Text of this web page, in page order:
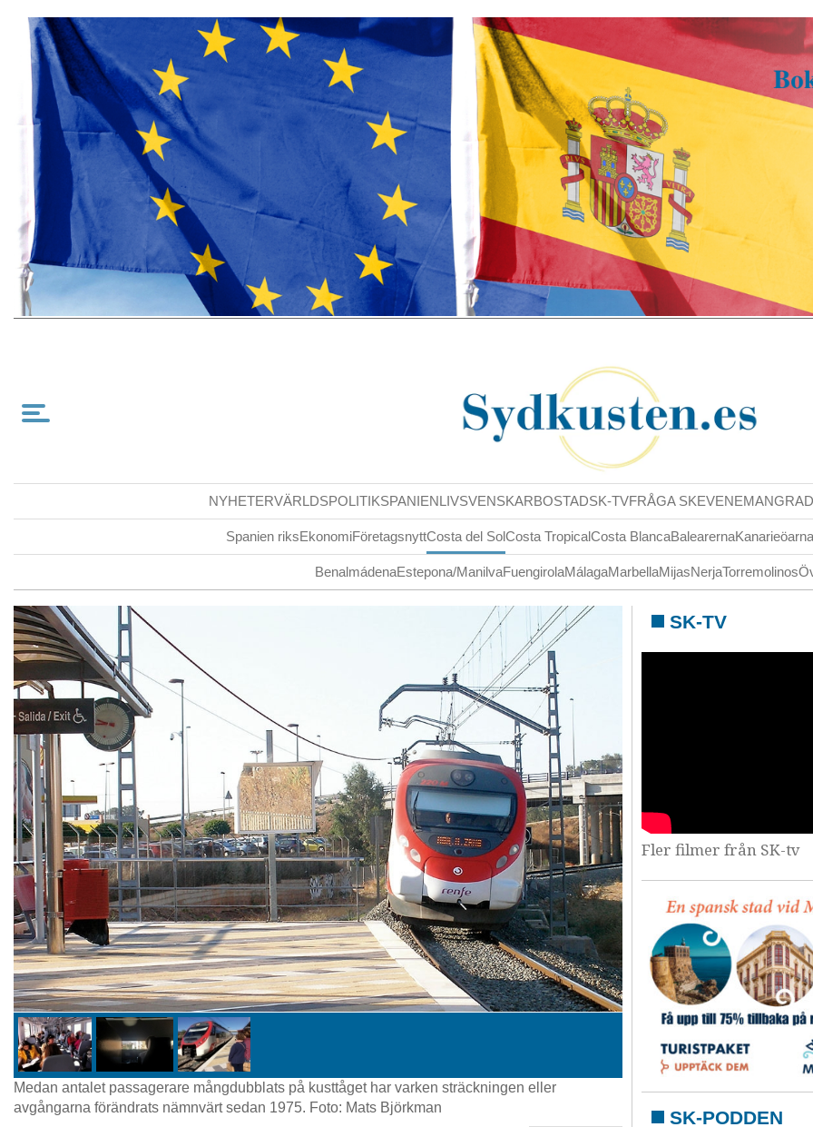
NYHETERVÄRLDSPOLITIKSPANIENLIVSVENSKARBOSTADSK-TVFRÅGA SKEVENEMANG
Spanien riksEkonomiFöretagsnyttCosta del SolCosta TropicalCosta BlancaBalearerna
BenalmádenaEstepona/ManilvaFuengirolaMálagaMarbellaMijasNerjaTorremolinos
Medan antalet passagerare mångdubblats på kusttåget har varken sträckningen eller
avgångarna förändrats nämnvärt sedan 1975. Foto: Mats Björkman
SK-TV
Fler filmer från SK-tv
SK-PODDEN